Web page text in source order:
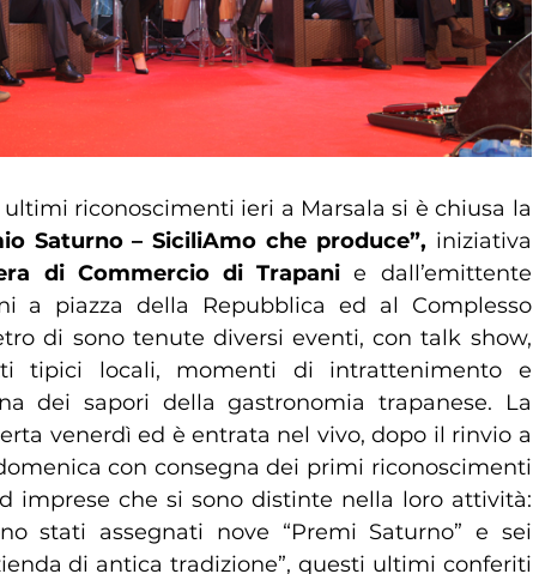
riconoscimenti ieri a Marsala si è chiusa la
Saturno – SiciliAmo che produce”, iniziativa
di Commercio di Trapani e dall’emittente
a piazza della Repubblica ed al Complesso
di sono tenute diversi eventi, con talk show,
tipici locali, momenti di intrattenimento e
dei sapori della gastronomia trapanese. La
venerdì ed è entrata nel vivo, dopo il rinvio a
con consegna dei primi riconoscimenti
imprese che si sono distinte nella loro attività:
stati assegnati nove “Premi Saturno” e sei
di antica tradizione”, questi ultimi conferiti